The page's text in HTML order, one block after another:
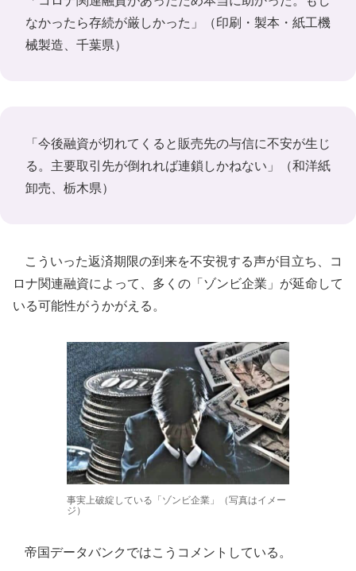
なかったら存続が厳しかった」（印刷・製本・紙工機
械製造、千葉県）
「今後融資が切れてくると販売先の与信に不安が生じ
る。主要取引先が倒れれば連鎖しかねない」（和洋紙
卸売、栃木県）
こういった返済期限の到来を不安視する声が目立ち、コ
ロナ関連融資によって、多くの「ゾンビ企業」が延命して
いる可能性がうかがえる。
事実上破綻している「ゾンビ企業」（写真はイメー
ジ）
帝国データバンクではこうコメントしている。